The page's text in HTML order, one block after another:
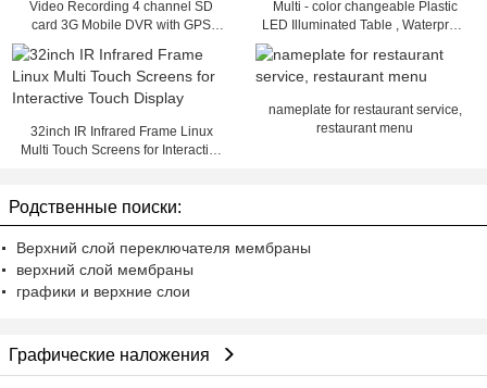
Video Recording 4 channel SD
card 3G Mobile DVR with GPS
Multi - color changeable Plastic
LED Illuminated Table , Waterproof
32inch IR Infrared Frame Linux
Multi Touch Screens for Interactive
nameplate for restaurant service,
restaurant menu
Родственные поиски:
Верхний слой переключателя мембраны
верхний слой мембраны
графики и верхние слои
Графические наложения